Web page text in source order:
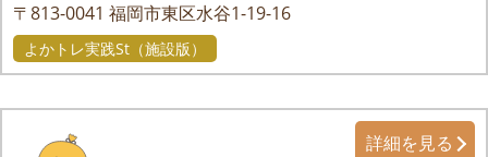
〒813-0041 福岡市東区水谷1-19-16
よかトレ実践St（施設版）
詳細を見る